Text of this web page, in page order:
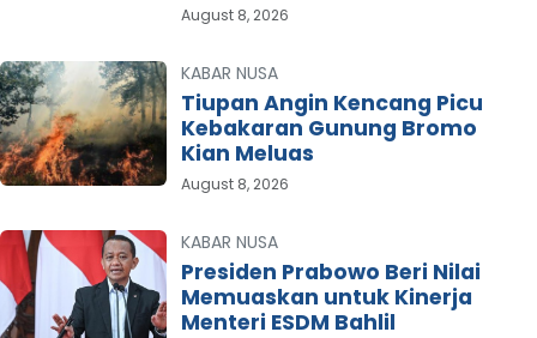
August 8, 2026
KABAR NUSA
Tiupan Angin Kencang Picu
Kebakaran Gunung Bromo
Kian Meluas
August 8, 2026
KABAR NUSA
Presiden Prabowo Beri Nilai
Memuaskan untuk Kinerja
Menteri ESDM Bahlil